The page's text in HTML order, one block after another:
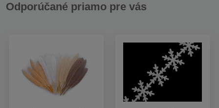
Odporúčané priamo pre vás